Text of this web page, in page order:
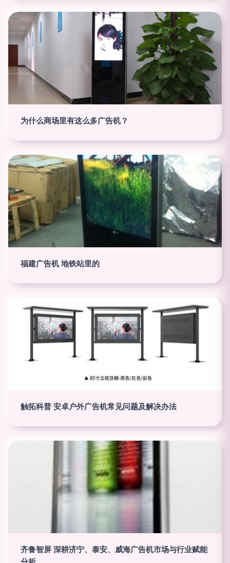
为什么商场里有这么多广告机？
福建广告机 地铁站里的
触拓科普 安卓户外广告机常见问题及解决办法
齐鲁智屏 深耕济宁、泰安、威海广告机市场与行业赋能